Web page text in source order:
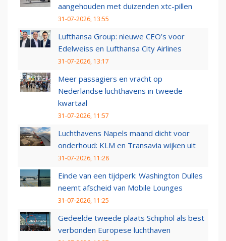
aangehouden met duizenden xtc-pillen
31-07-2026, 13:55
Lufthansa Group: nieuwe CEO’s voor
Edelweiss en Lufthansa City Airlines
31-07-2026, 13:17
Meer passagiers en vracht op
Nederlandse luchthavens in tweede
kwartaal
31-07-2026, 11:57
Luchthavens Napels maand dicht voor
onderhoud: KLM en Transavia wijken uit
31-07-2026, 11:28
Einde van een tijdperk: Washington Dulles
neemt afscheid van Mobile Lounges
31-07-2026, 11:25
Gedeelde tweede plaats Schiphol als best
verbonden Europese luchthaven